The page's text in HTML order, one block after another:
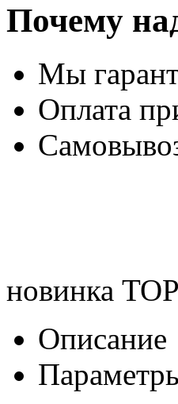
Почему
Мы
Оплата
новинка TOP
Описание